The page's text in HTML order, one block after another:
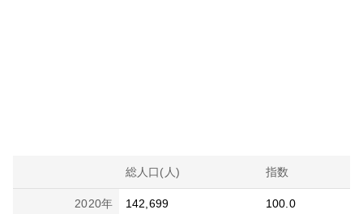
総人口(人) 指数
2020年 142,699 100.0